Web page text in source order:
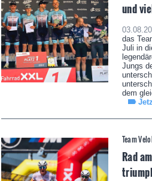
und
das
Juli in
Jungs
dem
Team
Rad